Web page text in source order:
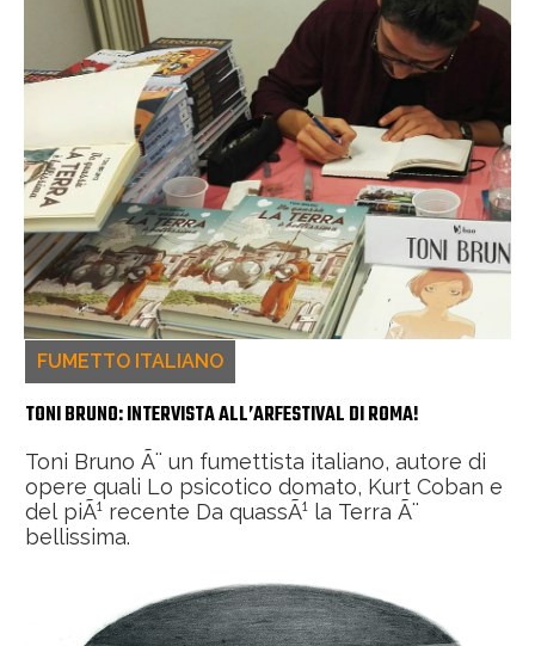
FUMETTO ITALIANO
TONI BRUNO: INTERVISTA ALL’ARFESTIVAL DI ROMA!
Toni Bruno Ã¨ un fumettista italiano, autore di
opere quali Lo psicotico domato, Kurt Coban e
del piÃ¹ recente Da quassÃ¹ la Terra Ã¨
bellissima.